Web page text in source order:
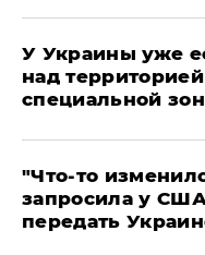
У Украины уже
над
специальной
​"Что-то
запросила у
передать